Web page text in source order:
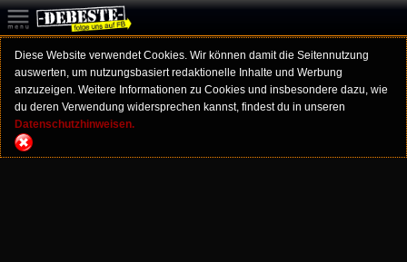
Diese Website verwendet Cookies. Wir können damit die Seitennutzung
auswerten, um nutzungsbasiert redaktionelle Inhalte und Werbung
anzuzeigen. Weitere Informationen zu Cookies und insbesondere dazu, wie
du deren Verwendung widersprechen kannst, findest du in unseren
Datenschutzhinweisen.